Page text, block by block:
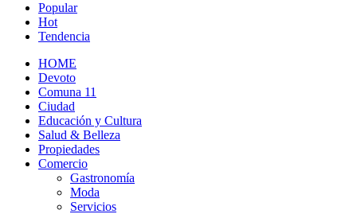
Popular
Hot
Tendencia
HOME
Devoto
Comuna 11
Ciudad
Educación y Cultura
Salud & Belleza
Propiedades
Comercio
Gastronomía
Moda
Servicios